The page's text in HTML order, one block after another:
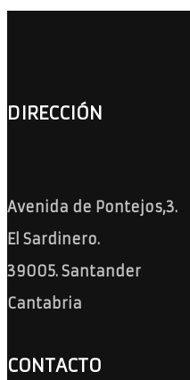
DIRECCIÓN
Avenida de Pontejos,3.
El Sardinero.
39005. Santander
Cantabria
CONTACTO